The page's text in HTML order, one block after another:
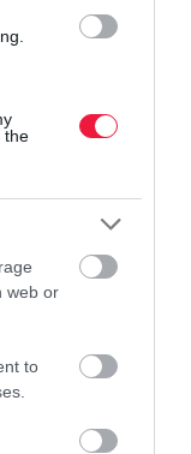
the
web or
to
szerdán főként a
együtt járó
is többfelé lehet